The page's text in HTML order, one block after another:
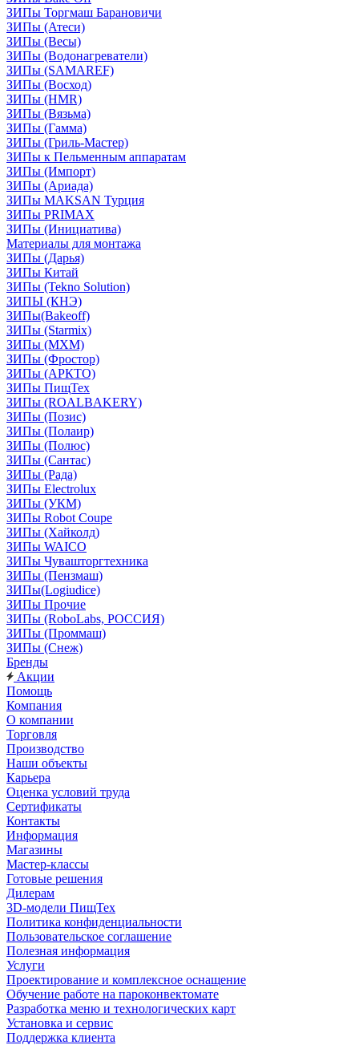
ЗИПы Торгмаш Барановичи
ЗИПы (Атеси)
ЗИПы (Весы)
ЗИПы (Водонагреватели)
ЗИПы (SAMAREF)
ЗИПы (Восход)
ЗИПы (HMR)
ЗИПы (Вязьма)
ЗИПы (Гамма)
ЗИПы (Гриль-Мастер)
ЗИПы к Пельменным аппаратам
ЗИПы (Импорт)
ЗИПы (Ариада)
ЗИПы MAKSAN Турция
ЗИПы PRIMAX
ЗИПы (Инициатива)
Материалы для монтажа
ЗИПы (Дарья)
ЗИПы Китай
ЗИПы (Tekno Solution)
ЗИПЫ (КНЭ)
ЗИПы(Bakeoff)
ЗИПы (Starmix)
ЗИПы (МХМ)
ЗИПы (Фростор)
ЗИПы (АРКТО)
ЗИПы ПищТех
ЗИПы (ROALBAKERY)
ЗИПы (Позис)
ЗИПы (Полаир)
ЗИПы (Полюс)
ЗИПы (Сантас)
ЗИПы (Рада)
ЗИПы Electrolux
ЗИПы (УКМ)
ЗИПы Robot Coupe
ЗИПы (Хайколд)
ЗИПы WAICO
ЗИПы Чувашторгтехника
ЗИПы (Пензмаш)
ЗИПы(Logiudice)
ЗИПы Прочие
ЗИПы (RoboLabs, РОССИЯ)
ЗИПы (Проммаш)
ЗИПы (Снеж)
Бренды
Акции
Помощь
Компания
О компании
Торговля
Производство
Наши объекты
Карьера
Оценка условий труда
Сертификаты
Контакты
Информация
Магазины
Мастер-классы
Готовые решения
Дилерам
3D-модели ПищТех
Политика конфиденциальности
Пользовательское соглашение
Полезная информация
Услуги
Проектирование и комплексное оснащение
Обучение работе на пароконвектомате
Разработка меню и технологических карт
Установка и сервис
Поддержка клиента